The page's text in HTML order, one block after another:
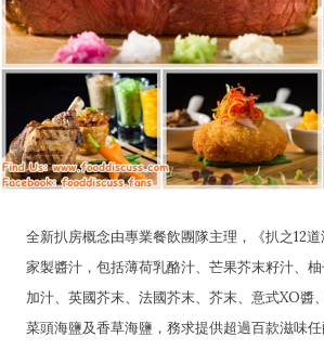
全新扒房概念由專業餐飲團隊主理，《扒之12道
家製醬汁，包括薄荷乳酪汁、芒果芥末籽汁、
加汁、英國芥末、法國芥末、芥末、意式XO醬
菜頭海鹽及香草海鹽，務求提供超過百款滋味任